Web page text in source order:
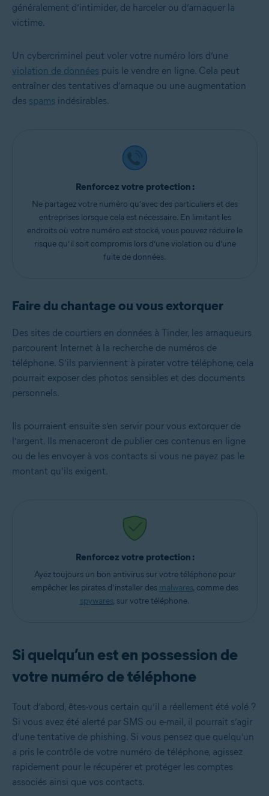
généralement d’intimider, de harceler ou d’arnaquer la
victime.
Un cybercriminel peut voler votre numéro lors d’une
violation de données puis le vendre en ligne. Cela peut
entraîner des tentatives d’arnaque ou une augmentation
des spams indésirables.
Renforcez votre protection :
Ne partagez votre numéro qu’avec des particuliers et des
entreprises lorsque cela est nécessaire. En limitant les
endroits où votre numéro est stocké, vous pouvez réduire le
risque qu’il soit compromis lors d’une violation ou d’une
fuite de données.
Faire du chantage ou vous extorquer
Des sites de courtiers en données à Tinder, les arnaqueurs
parcourent Internet à la recherche de numéros de
téléphone. S’ils parviennent à pirater votre téléphone, cela
pourrait exposer des photos sensibles et des documents
personnels.
Ils pourraient ensuite s’en servir pour vous extorquer de
l’argent. Ils menaceront de publier ces contenus en ligne
ou de les envoyer à vos contacts si vous ne payez pas le
montant qu’ils exigent.
Renforcez votre protection :
Ayez toujours un bon antivirus sur votre téléphone pour
empêcher les pirates d’installer des malwares, comme des
spywares, sur votre téléphone.
Si quelqu’un est en possession de
votre numéro de téléphone
Tout d’abord, êtes-vous certain qu’il a réellement été volé ?
Si vous avez été alerté par SMS ou e-mail, il pourrait s’agir
d’une tentative de phishing. Si vous pensez que quelqu’un
a pris le contrôle de votre numéro de téléphone, agissez
rapidement pour le récupérer et protéger les comptes
associés ainsi que vos contacts.